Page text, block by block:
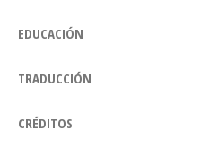
EDUCACIÓN
TRADUCCIÓN
CRÉDITOS